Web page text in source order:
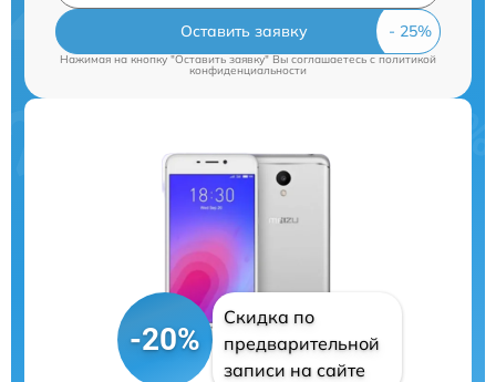
Оставить заявку
Нажимая на кнопку "Оставить заявку" Вы соглашаетесь cполитикой
конфиденциальности
-20%
Скидка по
предварительной
записи на сайте